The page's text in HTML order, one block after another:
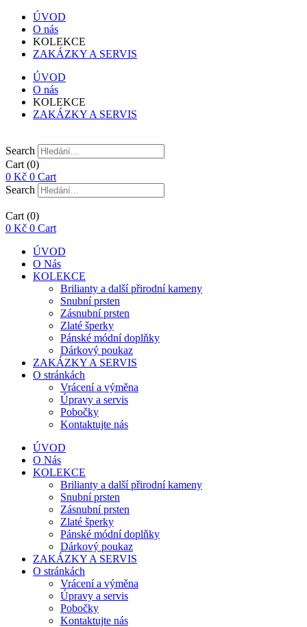
ÚVOD
O nás
KOLEKCE
ZAKÁZKY A SERVIS
ÚVOD
O nás
KOLEKCE
ZAKÁZKY A SERVIS
Search
Cart (0)
0 Kč 0 Cart
Search
Cart (0)
0 Kč 0 Cart
ÚVOD
O Nás
KOLEKCE
Brilianty a další přirodní kameny
Snubní prsten
Zásnubní prsten
Zlaté šperky
Pánské módní doplňky
Dárkový poukaz
ZAKÁZKY A SERVIS
O stránkách
Vrácení a výměna
Úpravy a servis
Pobočky
Kontaktujte nás
ÚVOD
O Nás
KOLEKCE
Brilianty a další přirodní kameny
Snubní prsten
Zásnubní prsten
Zlaté šperky
Pánské módní doplňky
Dárkový poukaz
ZAKÁZKY A SERVIS
O stránkách
Vrácení a výměna
Úpravy a servis
Pobočky
Kontaktujte nás